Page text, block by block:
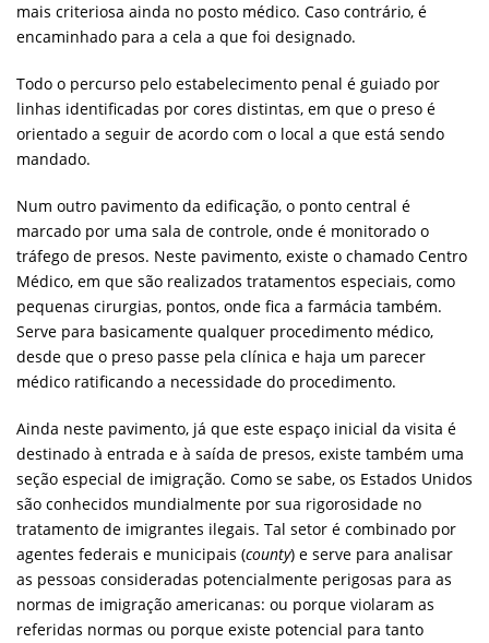
mais criteriosa ainda no posto médico. Caso contrário, é
encaminhado para a cela a que foi designado.
Todo o percurso pelo estabelecimento penal é guiado por
linhas identificadas por cores distintas, em que o preso é
orientado a seguir de acordo com o local a que está sendo
mandado.
Num outro pavimento da edificação, o ponto central é
marcado por uma sala de controle, onde é monitorado o
tráfego de presos. Neste pavimento, existe o chamado Centro
Médico, em que são realizados tratamentos especiais, como
pequenas cirurgias, pontos, onde fica a farmácia também.
Serve para basicamente qualquer procedimento médico,
desde que o preso passe pela clínica e haja um parecer
médico ratificando a necessidade do procedimento.
Ainda neste pavimento, já que este espaço inicial da visita é
destinado à entrada e à saída de presos, existe também uma
seção especial de imigração. Como se sabe, os Estados Unidos
são conhecidos mundialmente por sua rigorosidade no
tratamento de imigrantes ilegais. Tal setor é combinado por
agentes federais e municipais (county) e serve para analisar
as pessoas consideradas potencialmente perigosas para as
normas de imigração americanas: ou porque violaram as
referidas normas ou porque existe potencial para tanto